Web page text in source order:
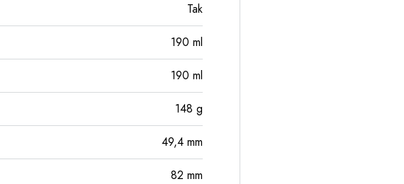
Tak
190 ml
190 ml
148 g
49,4 mm
82 mm